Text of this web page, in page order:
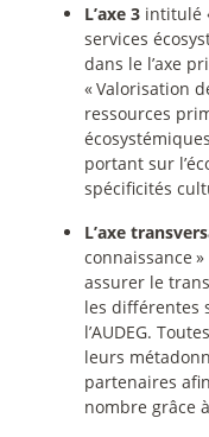
L’axe 3 intitulé
services
dans le l’axe
«Valorisation
ressources
écosystémiques
portant sur
spécificités
L’axe
connaissance
assurer le
les différentes
l’AUDEG.
leurs
partenaires
nombre grâce